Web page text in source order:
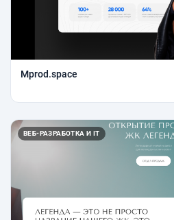
Mprod.space
ВЕБ-РАЗРАБОТКА И IT